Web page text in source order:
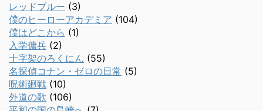
レッドブルー (3)
僕のヒーローアカデミア (104)
僕はどこから (1)
入学傭兵 (2)
十字架のろくにん (55)
名探偵コナン・ゼロの日常 (5)
呪術廻戦 (10)
外道の歌 (106)